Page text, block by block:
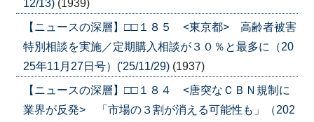
12/13) (1939)
【ニュースの深層】□□１８５ <東京都> 高齢者被害
特別相談を実施／定期購入相談が３０％と最多に（20
25年11月27日号）('25/11/29) (1937)
【ニュースの深層】□□１８４ <唐突なＣＢＮ規制に
業界が反発> 「市場の３割が消える可能性も」（202